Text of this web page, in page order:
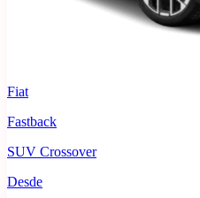
Fiat
Fastback
SUV Crossover
Desde